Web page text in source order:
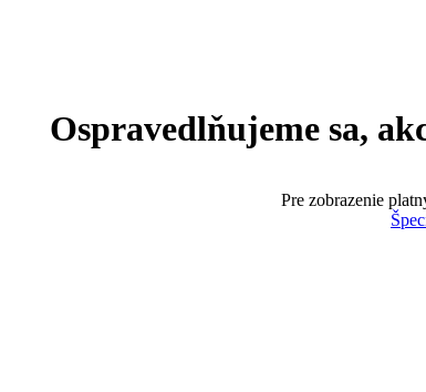
Ospravedlňujeme sa,
Pre zobrazenie